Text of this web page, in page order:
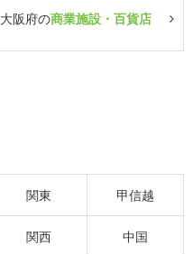
大阪府の商業施設・百貨店
関東 甲信越
関西 中国